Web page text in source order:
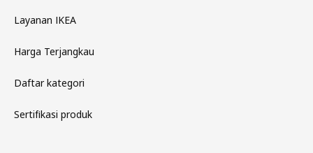
Layanan IKEA
Harga Terjangkau
Daftar kategori
Sertifikasi produk